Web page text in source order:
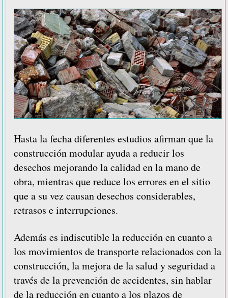
Hasta la fecha diferentes estudios afirman que la
construcción modular ayuda a reducir los
desechos mejorando la calidad en la mano de
obra, mientras que reduce los errores en el sitio
que a su vez causan desechos considerables,
retrasos e interrupciones.
Además es indiscutible la reducción en cuanto a
los movimientos de transporte relacionados con la
construcción, la mejora de la salud y seguridad a
través de la prevención de accidentes, sin hablar
de la reducción en cuanto a los plazos de